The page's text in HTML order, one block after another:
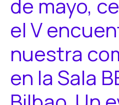
de mayo,
el V
nuestra
en la Sala